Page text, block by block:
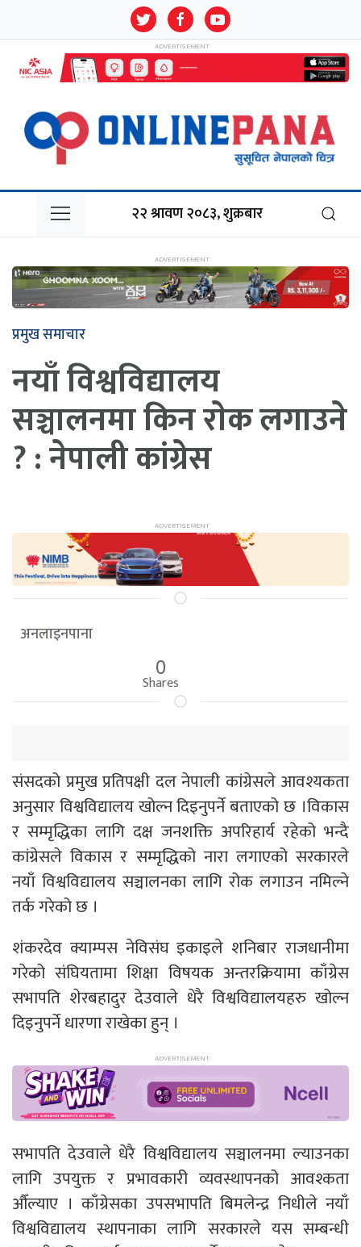
२२ श्रावण २०८३, शुक्रबार
प्रमुख समाचार
नयाँ विश्वविद्यालय
सञ्चालनमा किन राेक लगाउने
? : नेपाली कांग्रेस
अनलाइनपाना
0
Shares
संसदको प्रमुख प्रतिपक्षी दल नेपाली कांग्रेसले आवश्यकता
अनुसार विश्वविद्यालय खोल्न दिइनुपर्ने बताएको छ ।विकास
र सम्मृद्धिका लागि दक्ष जनशक्ति अपरिहार्य रहेको भन्दै
कांग्रेसले विकास र सम्मृद्धिको नारा लगाएको सरकारले
नयाँ विश्वविद्यालय सञ्चालनका लागि रोक लगाउन नमिल्ने
तर्क गरेको छ ।
शंकरदेव क्याम्पस नेविसंघ इकाइले शनिबार राजधानीमा
गरेको संघियतामा शिक्षा विषयक अन्तरक्रियामा काँग्रेस
सभापति शेरबहादुर देउवाले धेरै विश्वविद्यालयहरु खोल्न
दिइनुपर्ने धारणा राखेका हुन् ।
सभापति देउवाले धेरै विश्वविद्यालय सञ्चालनमा ल्याउनका
लागि उपयुक्त र प्रभावकारी व्यवस्थापनको आवश्कता
औँल्याए । काँग्रेसका उपसभापति बिमलेन्द्र निधीले नयाँ
विश्वविद्यालय स्थापनाका लागि सरकारले यस सम्बन्धी